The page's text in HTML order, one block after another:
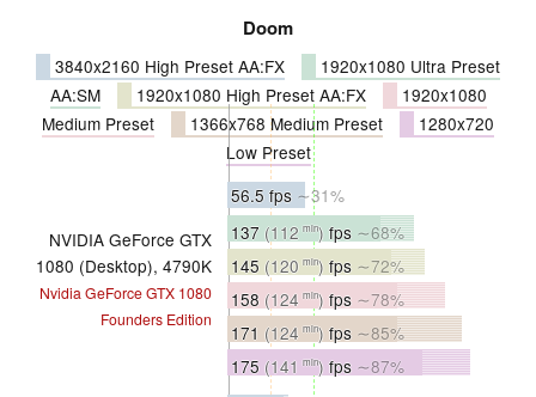
Doom
3840x2160 High Preset AA:FX
1920x1080 Ultra Preset
AA:SM
1920x1080 High Preset AA:FX
1920x1080
Medium Preset
1366x768 Medium Preset
1280x720
Low Preset
NVIDIA GeForce GTX
1080 (Desktop), 4790K
Nvidia GeForce GTX 1080
Founders Edition
56.5 fps ∼31%
137 (112 min) fps ∼68%
145 (120 min) fps ∼72%
158 (124 min) fps ∼78%
171 (124 min) fps ∼85%
175 (141 min) fps ∼87%